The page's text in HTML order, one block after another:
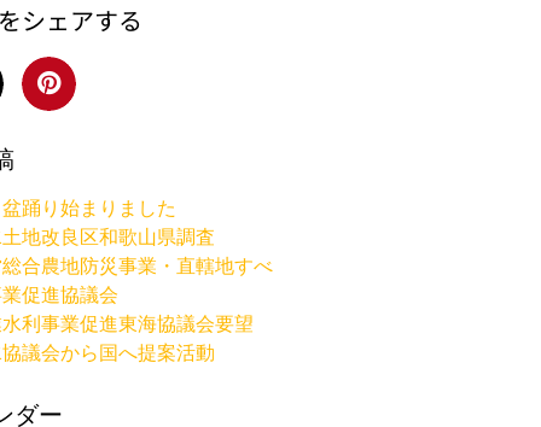
シェアする
踊り始まりました
地改良区和歌山県調査
合農地防災事業・直轄地すべ
促進協議会
利事業促進東海協議会要望
議会から国へ提案活動
ダー